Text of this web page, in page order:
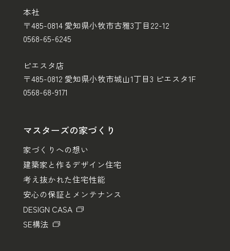
本社
〒485-0814 愛知県小牧市古雅3丁目22-12
0568-65-6245
ピエスタ店
〒485-0812 愛知県小牧市城山1丁目3 ピエスタ1F
0568-68-9171
マスターズの家づくり
家づくりへの想い
建築家と作るデザイン住宅
考え抜かれた住宅性能
安心の保証とメンテナンス
DESIGN CASA
SE構法